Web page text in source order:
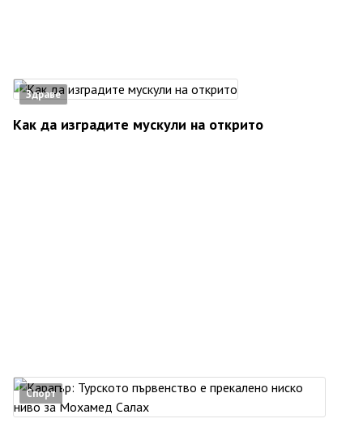
Здраве
Как да изградите мускули на открито
Спорт